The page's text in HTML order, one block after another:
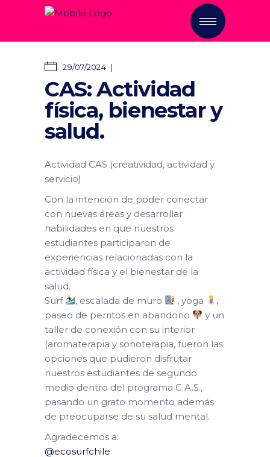
29/07/2024
CAS: Actividad
física, bienestar y
salud.
Actividad CAS (creatividad, actividad y
servicio)
Con la intención de poder conectar
con nuevas áreas y desarrollar
habilidades en que nuestros
estudiantes participaron de
experiencias relacionadas con la
actividad física y el bienestar de la
salud.
Surf
, escalada de muro , yoga
,
paseo de perritos en abandono
y un
taller de conexión con su interior
(aromaterapia y sonoterapia, fueron las
opciones que pudieron disfrutar
nuestros estudiantes de segundo
medio dentro del programa C.A.S.,
pasando un grato momento además
de preocuparse de su salud mental.
Agradecemos a:
@ecosurfchile